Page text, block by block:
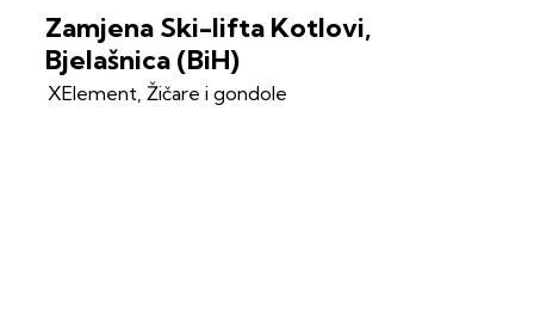
Zamjena Ski-lifta Kotlovi,
Bjelašnica (BiH)
XElement, Žičare i gondole